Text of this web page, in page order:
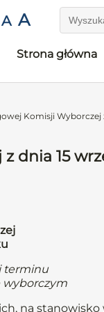
A A
Strona główna
Komisji Wyborczej
dnia 15
terminu
wyborczym
na